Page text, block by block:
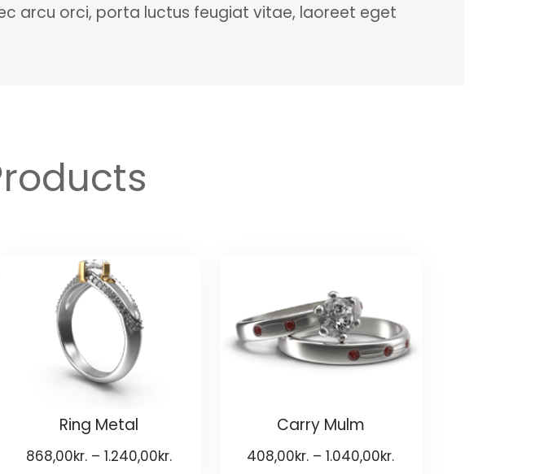
arcu orci, porta luctus feugiat vitae, laoreet eget
Ring Metal
868,00kr.– 1.240,00kr.
Carry Mulm
408,00kr. –1.040,00kr.